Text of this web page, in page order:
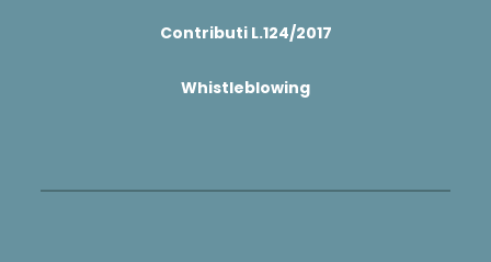
Contributi L.124/2017
Whistleblowing